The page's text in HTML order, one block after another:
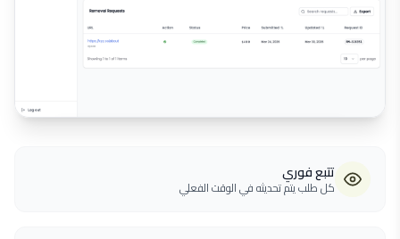
تتبع فوري
كل طلب يتم تحديثه في الوقت الفعلي